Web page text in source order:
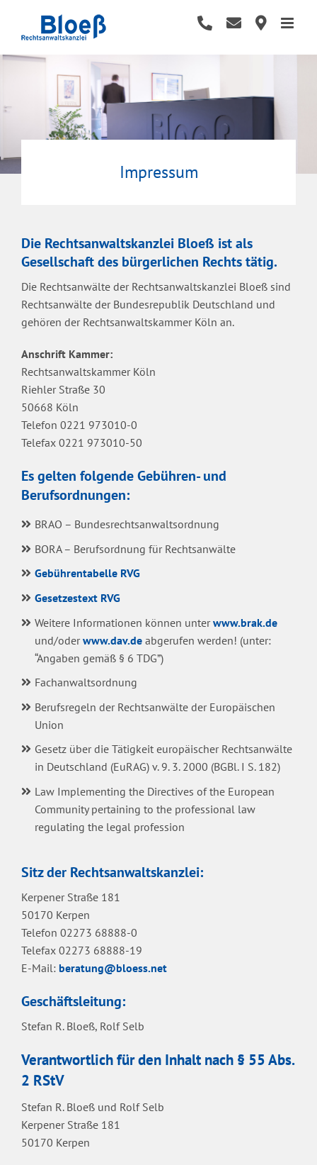
springen
Impressum
Die Rechtsanwaltskanzlei Bloeß ist als
Gesellschaft des bürgerlichen Rechts tätig.
Die Rechtsanwälte der Rechtsanwaltskanzlei Bloeß sind
Rechtsanwälte der Bundesrepublik Deutschland und
gehören der Rechtsanwaltskammer Köln an.
Anschrift Kammer:
Rechtsanwaltskammer Köln
Riehler Straße 30
50668 Köln
Telefon 0221 973010-0
Telefax 0221 973010-50
Es gelten folgende Gebühren- und
Berufsordnungen:
BRAO – Bundesrechtsanwaltsordnung
BORA – Berufsordnung für Rechtsanwälte
Gebührentabelle RVG
Gesetzestext RVG
Weitere Informationen können unterwww.brak.de
und/oderwww.dav.de abgerufen werden! (unter:
“Angaben gemäß § 6 TDG”)
Fachanwaltsordnung
Berufsregeln der Rechtsanwälte der Europäischen
Union
Gesetz über die Tätigkeit europäischer Rechtsanwälte
in Deutschland (EuRAG) v. 9. 3. 2000 (BGBl. I S. 182)
Law Implementing the Directives of the European
Community pertaining to the professional law
regulating the legal profession
Sitz der Rechtsanwaltskanzlei:
Kerpener Straße 181
50170 Kerpen
Telefon 02273 68888-0
Telefax 02273 68888-19
E-Mail: beratung@bloess.net
Geschäftsleitung:
Stefan R. Bloeß, Rolf Selb
Verantwortlich für den Inhalt nach § 55 Abs.
2 RStV
Stefan R. Bloeß und Rolf Selb
Kerpener Straße 181
50170 Kerpen